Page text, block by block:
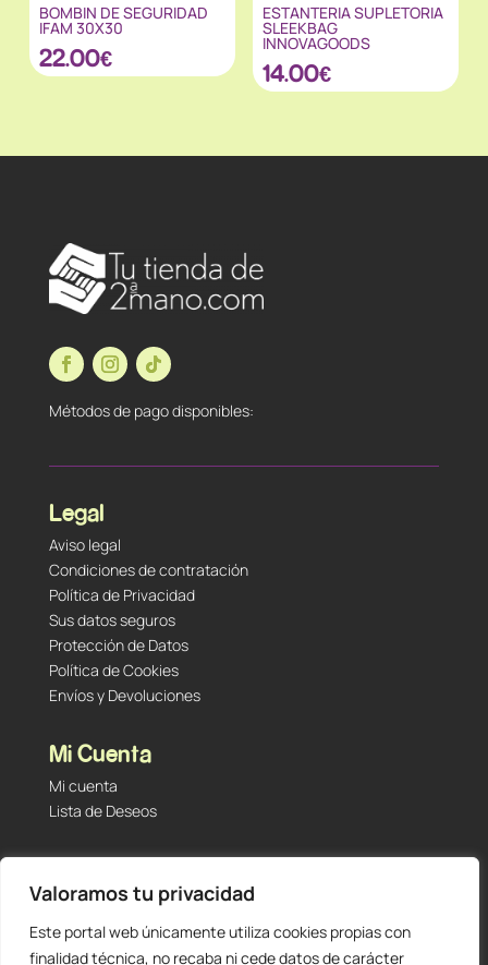
Valoramos tu privacidad
Este portal web únicamente utiliza cookies propias con
finalidad técnica, no recaba ni cede datos de carácter
BOMBIN DE SEGURIDAD
IFAM 30X30
22.00€
ESTANTERIA SUPLETORIA
SLEEKBAG
INNOVAGOODS
14.00€
Métodos de pago disponibles:
Legal
Aviso legal
Condiciones de contratación
Política de Privacidad
Sus datos seguros
Protección de Datos
Política de Cookies
Envíos y Devoluciones
Mi Cuenta
Mi cuenta
Lista de Deseos
Tu Tienda de Segunda Mano, Sambara #101 (Madrid,
28027 – España)
912 60 05 55 |+34 601 23 09 14